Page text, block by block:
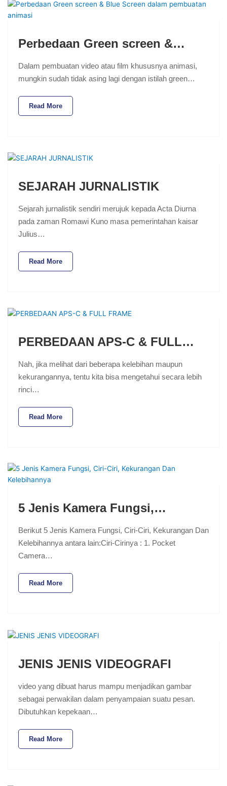
Perbedaan Green screen &…
Dalam pembuatan video atau film khususnya animasi,
mungkin sudah tidak asing lagi dengan istilah green…
Read More
SEJARAH JURNALISTIK
Sejarah jurnalistik sendiri merujuk kepada Acta Diurna
pada zaman Romawi Kuno masa pemerintahan kaisar
Julius…
Read More
PERBEDAAN APS-C & FULL…
Nah, jika melihat dari beberapa kelebihan maupun
kekurangannya, tentu kita bisa mengetahui secara lebih
rinci…
Read More
5 Jenis Kamera Fungsi,…
Berikut 5 Jenis Kamera Fungsi, Ciri-Ciri, Kekurangan Dan
Kelebihannya antara lain:Ciri-Cirinya : 1. Pocket
Camera…
Read More
JENIS JENIS VIDEOGRAFI
video yang dibuat harus mampu menjadikan gambar
sebagai perwakilan dalam penyampaian suatu pesan.
Dibutuhkan kepekaan…
Read More